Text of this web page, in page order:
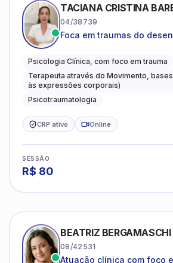
TACIANA CRISTINA
04/38739
Foca em traumas do
Psicologia Clínica, com foco em trauma
Terapeuta através do Movimento,
às expressões corporais)
Psicotraumatologia
CRP ativo Online
SESSÃO
R$ 80
BEATRIZ
08/42531
Atuação clínica com foco